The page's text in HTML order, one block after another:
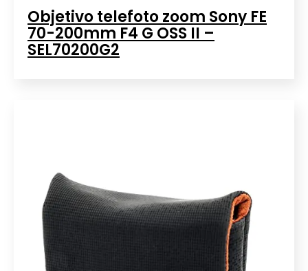
Objetivo telefoto zoom Sony FE
70-200mm F4 G OSS II –
SEL70200G2